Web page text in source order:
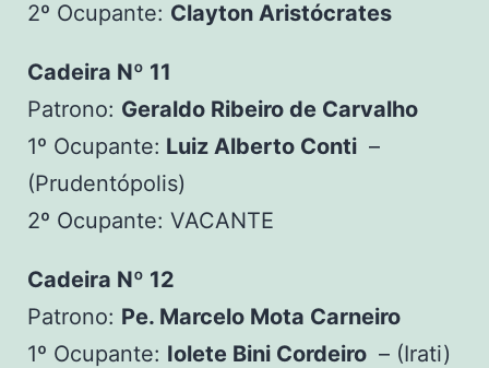
2º Ocupante: Clayton Aristócrates
Cadeira Nº 11
Patrono: Geraldo Ribeiro de Carvalho
1º Ocupante: Luiz Alberto Conti –
(Prudentópolis)
2º Ocupante: VACANTE
Cadeira Nº 12
Patrono: Pe. Marcelo Mota Carneiro
1º Ocupante: Iolete Bini Cordeiro – (Irati)